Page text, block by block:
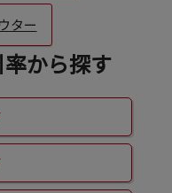
ター
から探す